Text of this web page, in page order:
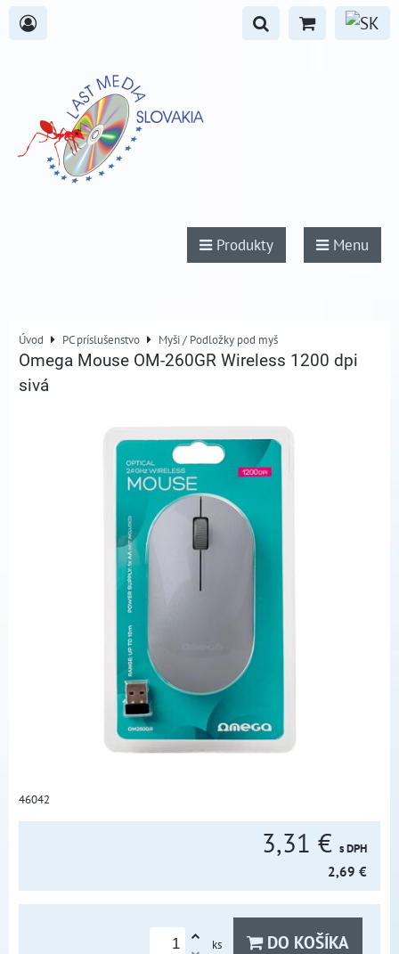
Produkty Menu
Úvod PC príslušenstvo Myši / Podložky pod myš
Omega Mouse OM-260GR Wireless 1200 dpi
sivá
46042
3,31 € s DPH
2,69 €
ks DO KOŠÍKA